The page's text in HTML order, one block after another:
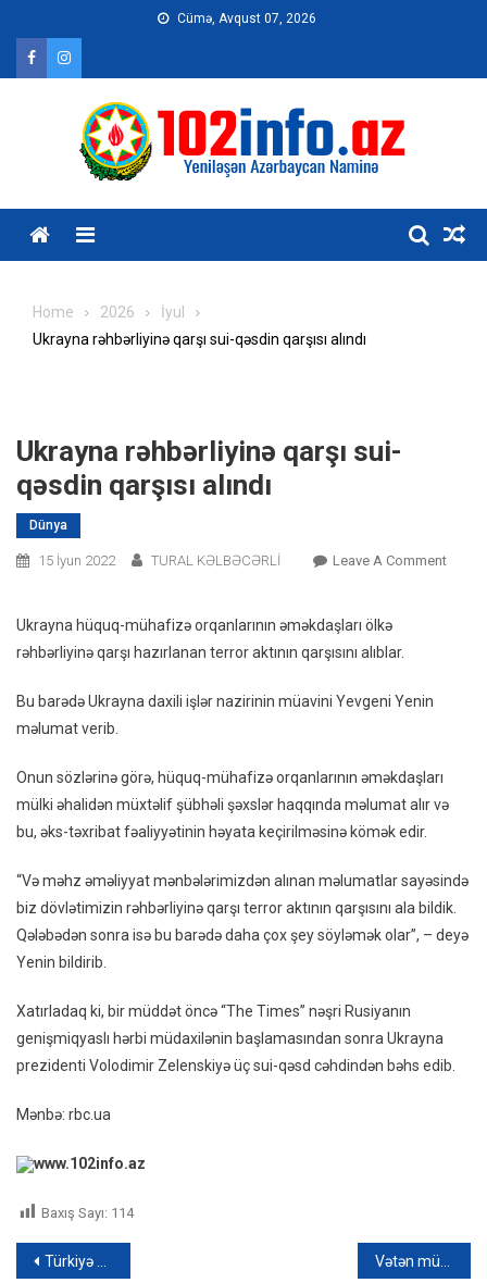
content
Cümə, Avqust 07, 2026
Home 2026
İyul
Ukrayna rəhbərliyinə qarşı sui-qəsdin qarşısı alındı
Ukrayna rəhbərliyinə qarşı sui-
qəsdin qarşısı alındı
Dünya
15 İyun 2022 TURAL KƏLBƏCƏRLİ Leave A CommentOn
Ukrayna hüquq-mühafizə orqanlarının əməkdaşları ölkə
rəhbərliyinə qarşı hazırlanan terror aktının qarşısını alıblar.
Bu barədə Ukrayna daxili işlər nazirinin müavini Yevgeni Yenin
məlumat verib.
Onun sözlərinə görə, hüquq-mühafizə orqanlarının əməkdaşları
mülki əhalidən müxtəlif şübhəli şəxslər haqqında məlumat alır və
bu, əks-təxribat fəaliyyətinin həyata keçirilməsinə kömək edir.
“Və məhz əməliyyat mənbələrimizdən alınan məlumatlar sayəsində
biz dövlətimizin rəhbərliyinə qarşı terror aktının qarşısını ala bildik.
Qələbədən sonra isə bu barədə daha çox şey söyləmək olar”, – deyə
Yenin bildirib.
Xatırladaq ki, bir müddət öncə “The Times” nəşri Rusiyanın
genişmiqyaslı hərbi müdaxilənin başlamasından sonra Ukrayna
prezidenti Volodimir Zelenskiyə üç sui-qəsd cəhdindən bəhs edib.
Mənbə: rbc.ua
www.102info.az
Baxış Sayı: 114
Yazı
Türkiyə qlobal taxıl böhranını həll etmək üçün açıq rabitə kanalı yaradıb